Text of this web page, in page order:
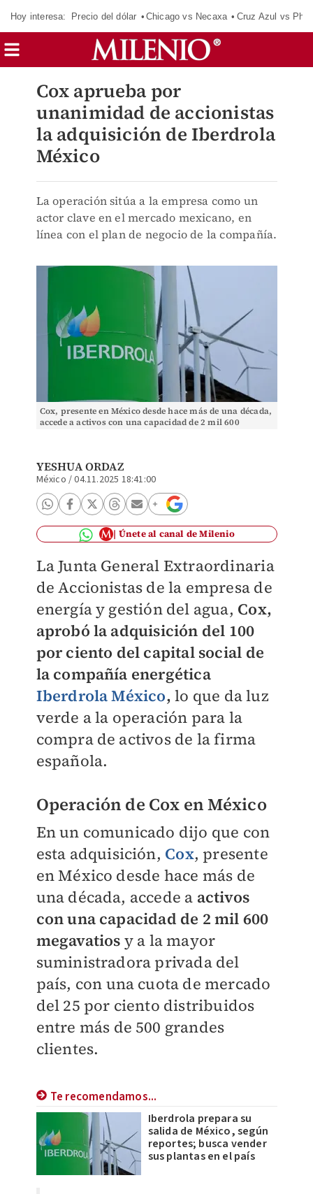
Hoy interesa: Precio del dólar Chicago vs Necaxa Cruz Azul vs
Cox aprueba por
unanimidad de accionistas
la adquisición de Iberdrola
México
La operación sitúa a la empresa como un
actor clave en el mercado mexicano, en
línea con el plan de negocio de la compañía.
Cox, presente en México desde hace más de una década,
accede a activos con una capacidad de 2 mil 600
YESHUA ORDAZ
México /04.11.2025 18:41:00
Únete al canal de Milenio
La Junta General Extraordinaria
de Accionistas de la empresa de
energía y gestión del agua, Cox,
aprobó la adquisición del 100
por ciento del capital social de
la compañía energética
Iberdrola México, lo que da luz
verde a la operación para la
compra de activos de la firma
española.
Operación de Cox en México
En un comunicado dijo que con
esta adquisición, Cox, presente
en México desde hace más de
una década, accede a activos
con una capacidad de 2 mil 600
megavatios y a la mayor
suministradora privada del
país, con una cuota de mercado
del 25 por ciento distribuidos
entre más de 500 grandes
clientes.
Te recomendamos...
Iberdrola prepara su
salida de México, según
reportes; busca vender
sus plantas en el país